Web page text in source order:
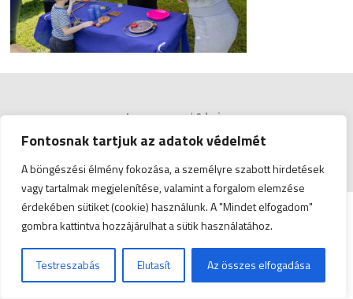
Fontosnak tartjuk az adatok védelmét
A böngészési élmény fokozása, a személyre szabott hirdetések
vagy tartalmak megjelenítése, valamint a forgalom elemzése
érdekében sütiket (cookie) használunk. A "Mindet elfogadom"
gombra kattintva hozzájárulhat a sütik használatához.
Testreszabás Elutasít Az összes elfogadása
Impresszum|Admin
© Copyright 2026 Zala Vármegyei Kereskedelmi és